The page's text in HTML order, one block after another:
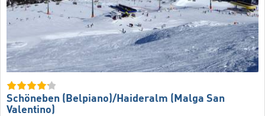
Schöneben (Belpiano)/​Haideralm (Malga San
Valentino)